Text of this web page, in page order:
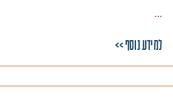
…
למידע נוסף >>